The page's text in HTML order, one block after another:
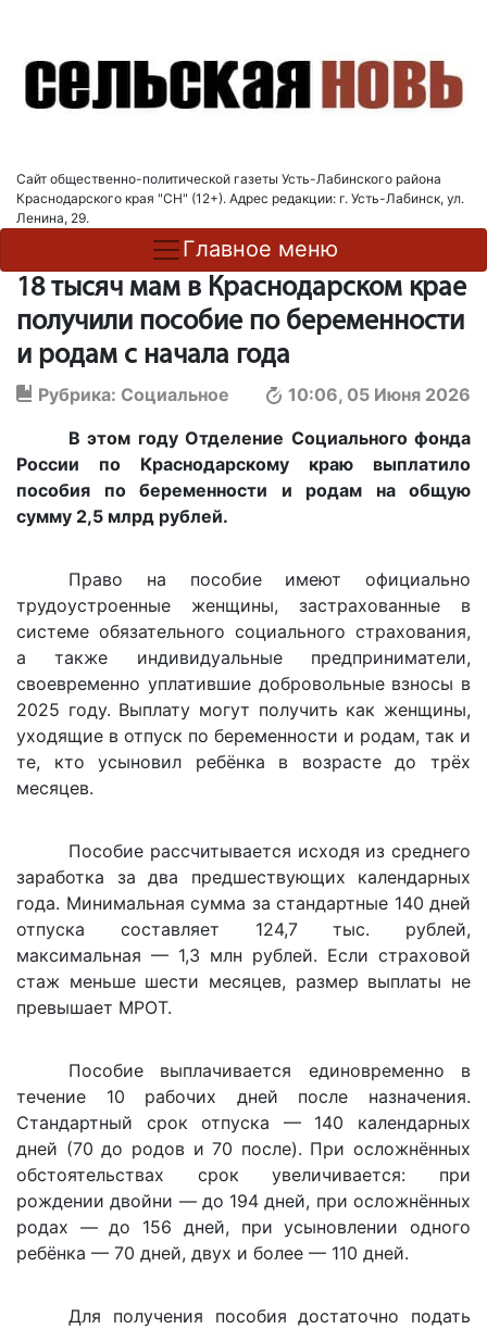
Сайт общественно-политической газеты Усть-Лабинского района
Краснодарского края "СН" (12+). Адрес редакции: г. Усть-Лабинск, ул.
Ленина, 29.
Главное меню
18 тысяч мам в Краснодарском крае
получили пособие по беременности
и родам с начала года
Рубрика: Социальное
10:06, 05 Июня 2026
В этом году Отделение Социального фонда
России по Краснодарскому краю выплатило
пособия по беременности и родам на общую
сумму 2,5 млрд рублей.
Право на пособие имеют официально
трудоустроенные женщины, застрахованные в
системе обязательного социального страхования,
а также индивидуальные предприниматели,
своевременно уплатившие добровольные взносы в
2025 году. Выплату могут получить как женщины,
уходящие в отпуск по беременности и родам, так и
те, кто усыновил ребёнка в возрасте до трёх
месяцев.
Пособие рассчитывается исходя из среднего
заработка за два предшествующих календарных
года. Минимальная сумма за стандартные 140 дней
отпуска составляет 124,7 тыс. рублей,
максимальная — 1,3 млн рублей. Если страховой
стаж меньше шести месяцев, размер выплаты не
превышает МРОТ.
Пособие выплачивается единовременно в
течение 10 рабочих дней после назначения.
Стандартный срок отпуска — 140 календарных
дней (70 до родов и 70 после). При осложнённых
обстоятельствах срок увеличивается: при
рождении двойни — до 194 дней, при осложнённых
родах — до 156 дней, при усыновлении одного
ребёнка — 70 дней, двух и более — 110 дней.
Для получения пособия достаточно подать